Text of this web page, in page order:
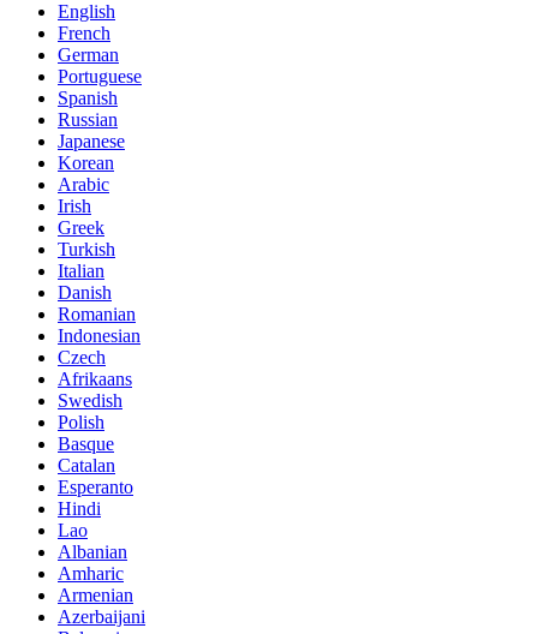
English
French
German
Portuguese
Spanish
Russian
Japanese
Korean
Arabic
Irish
Greek
Turkish
Italian
Danish
Romanian
Indonesian
Czech
Afrikaans
Swedish
Polish
Basque
Catalan
Esperanto
Hindi
Lao
Albanian
Amharic
Armenian
Azerbaijani